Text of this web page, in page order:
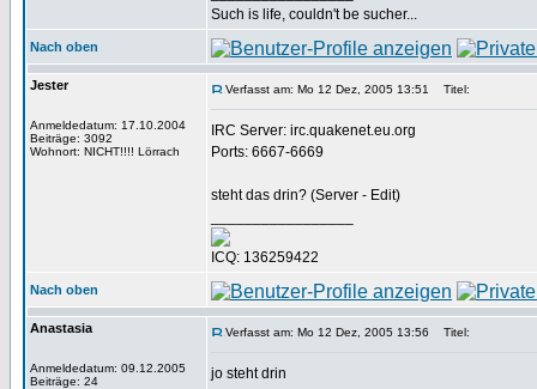
Such is life, couldn't be sucher...
Nach oben
Jester
Anmeldedatum: 17.10.2004
Beiträge: 3092
Wohnort: NICHT!!!! Lörrach
Verfasst am: Mo 12 Dez, 2005 13:51 Titel:
IRC Server: irc.quakenet.eu.org
Ports: 6667-6669
steht das drin? (Server - Edit)
ICQ: 136259422
Nach oben
Anastasia
Anmeldedatum: 09.12.2005
Beiträge: 24
Verfasst am: Mo 12 Dez, 2005 13:56 Titel:
jo steht drin